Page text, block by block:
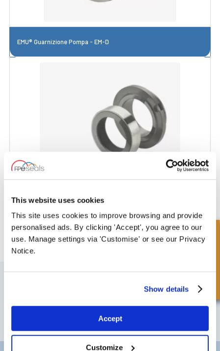
This website uses cookies
This site uses cookies to improve browsing and provide
personalised ads. By clicking 'Accept', you agree to our
use. Manage settings via 'Customise' or see our Privacy
Notice.
Show details
Accept
Customize
EMU® Guarnizione Pompa - EM-D
EMU® Guarnizione della Pompa - EM-S
ISCRIVITI ALLA NOSTRA NEWSLETTER
Non dimenticare di iscriverti alla nostra newsletter per ricevere dettagli Richiesta Veloce